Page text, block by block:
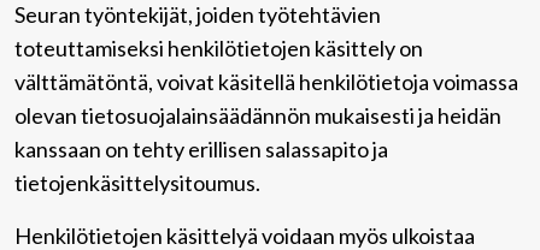
Seuran työntekijät, joiden työtehtävien
toteuttamiseksi henkilötietojen käsittely on
välttämätöntä, voivat käsitellä henkilötietoja voimassa
olevan tietosuojalainsäädännön mukaisesti ja heidän
kanssaan on tehty erillisen salassapito ja
tietojenkäsittelysitoumus.
Henkilötietojen käsittelyä voidaan myös ulkoistaa